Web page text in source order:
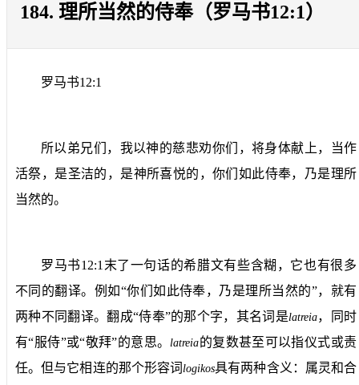
184. 理所当然的侍奉（罗马书12:1）
罗马书12:1
所以弟兄们，我以神的慈悲劝你们，将身体献上，当作
活祭，是圣洁的，是神所喜悦的，你们如此侍奉，乃是理所
当然的。
罗马书12:1 末了一句话的希腊文有些含糊，它也有很多
不同的翻译。例如“你们如此侍奉，乃是理所当然的”，就有
两种不同翻译。翻成“侍奉”的那个字，其名词是latreia，同时
有“服侍”或“敬拜”的意思。
latreia的复数甚至可以指仪式或责
任。但与它相连的那个形容词 logikos具有两种含义：属灵和合